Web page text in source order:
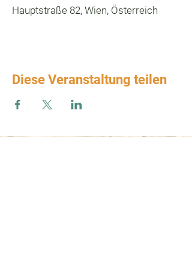
Hauptstraße 82, Wien, Österreich
Diese Veranstaltung teilen